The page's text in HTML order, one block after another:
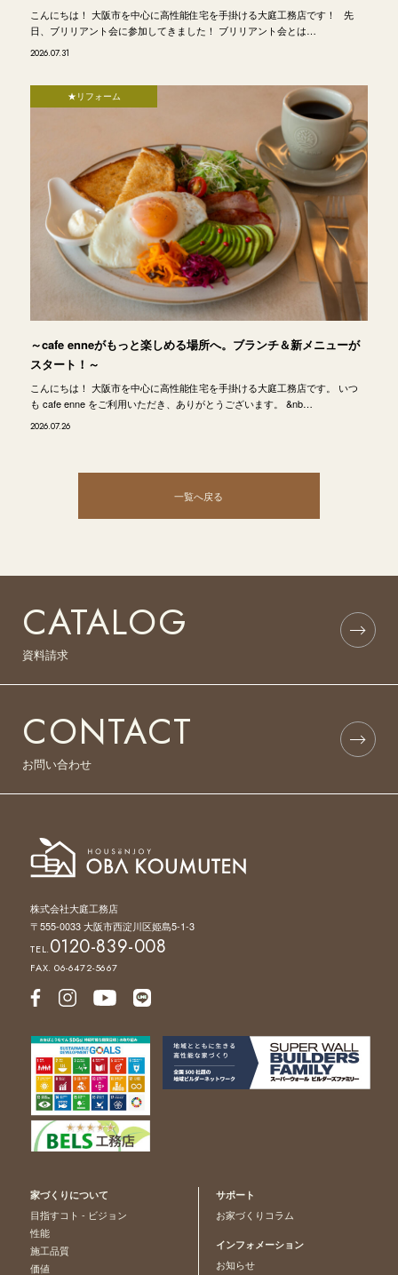
こんにちは！ 大阪市を中心に高性能住宅を手掛ける大庭工務店です！ 先
日、ブリリアント会に参加してきました！ ブリリアント会とは…
2026.07.31
★リフォーム
～cafe enneがもっと楽しめる場所へ。ブランチ＆新メニューが
スタート！～
こんにちは！ 大阪市を中心に高性能住宅を手掛ける大庭工務店です。 いつ
も cafe enne をご利用いただき、ありがとうございます。 &nb…
2026.07.26
一覧へ戻る
CATALOG
資料請求
CONTACT
お問い合わせ
株式会社大庭工務店
〒555-0033 大阪市西淀川区姫島5-1-3
TEL.0120-839-008
FAX. 06-6472-5667
家づくりについて
目指すコト - ビジョン
性能
施工品質
価値
サポート
お家づくりコラム
インフォメーション
お知らせ